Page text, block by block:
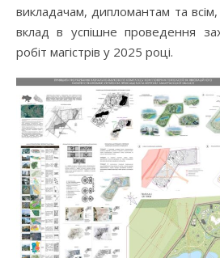
викладачам, дипломантам та всім,
вклад в успішне проведення
робіт магістрів у 2025 році.